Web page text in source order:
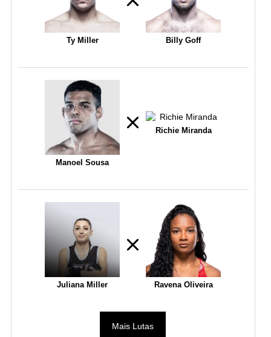
Ty Miller Billy Goff
Manoel Sousa
Richie Miranda
Juliana Miller Ravena Oliveira
Mais Lutas